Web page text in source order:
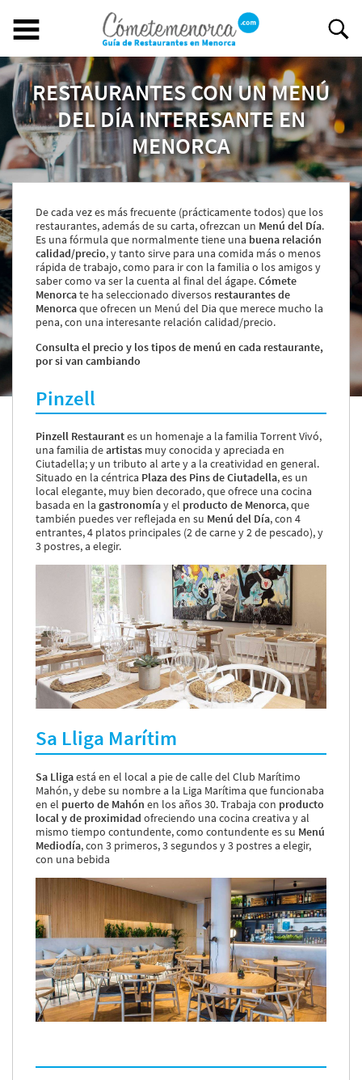
Buscar restaurante
BUSCAR RESTAURANTE
EXPERIENCIAS GASTRONÓMICAS
Restaurantes en Menorca
Abiertos
Por Localización
Por Tipo de Cocina
Por Precio
Ideal para
¿Tienes un restaurante?
Quiénes somos
Incluye tu restaurante
Blog
Contacto
Información legal
Términos y condiciones
Pago seguro
Avisos legales
Privacidad y cookies
Mapa de la web
Desarrollado porBinary Menorca
RESTAURANTES CON UN MENÚ
DEL DÍA INTERESANTE EN
MENORCA
De cada vez es más frecuente (prácticamente todos) que los
restaurantes, además de su carta, ofrezcan un Menú del Día.
Es una fórmula que normalmente tiene una buena relación
calidad/precio, y tanto sirve para una comida más o menos
rápida de trabajo, como para ir con la familia o los amigos y
saber como va ser la cuenta al final del ágape.Cómete
Menorcate ha seleccionado diversos restaurantes de
Menorcaque ofrecen un Menú del Dia que merece mucho la
pena, con una interesante relación calidad/precio.
Consulta el precio y los tipos de menú en cada restaurante,
por si van cambiando
Pinzell
Pinzell Restaurantes un homenaje a la familia Torrent Vivó,
una familia deartistas muy conocida y apreciada en
Ciutadella; y un tributo al arte y a la creatividad en general.
Situado en la céntrica Plaza des Pins de Ciutadella, es un
local elegante, muy bien decorado, que ofrece una cocina
basada en lagastronomíay el producto de Menorca, que
también puedes ver reflejada en su Menú del Día, con 4
entrantes, 4 platos principales (2 de carne y 2 de pescado), y
3 postres, a elegir.
Sa Lliga Marítim
Sa Lligaestá en el local a pie de calle del Club Marítimo
Mahón, y debe su nombre a la Liga Marítima que funcionaba
en el puerto de Mahón en los años 30. Trabaja con producto
local y de proximidad ofreciendo una cocina creativa y al
mismo tiempo contundente, como contundente es su Menú
Mediodía, con 3 primeros, 3 segundos y 3 postres a elegir,
con una bebida